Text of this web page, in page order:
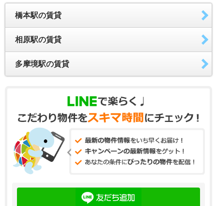
橋本駅の賃貸
相原駅の賃貸
多摩境駅の賃貸